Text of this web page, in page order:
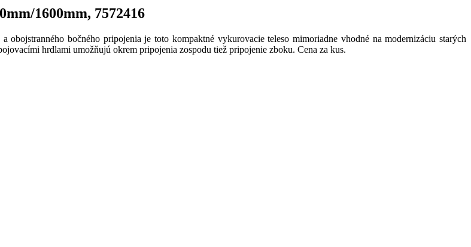
1600mm, 7572416
bočného pripojenia je toto kompaktné vykurovacie teleso mimoriadne vhodné na modernizáciu starých
hrdlami umožňujú okrem pripojenia zospodu tiež pripojenie zboku. Cena za kus.